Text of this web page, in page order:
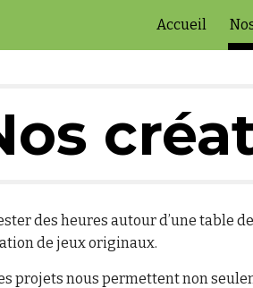
Accueil
des heures autour d’une table
de jeux originaux.
projets nous permettent non